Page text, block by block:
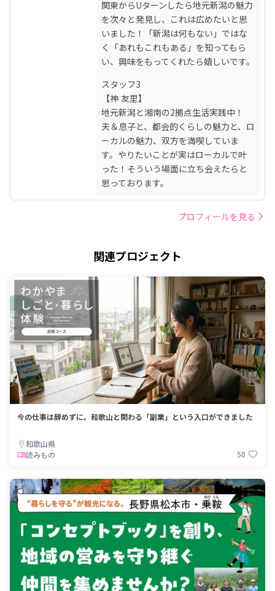
関東からUターンしたら地元新潟の魅力
を次々と発見し、これは広めたいと思
いました！「新潟は何もない」ではな
く「あれもこれもある」を知ってもら
い、興味をもってくれたら嬉しいです。
スタッフ3
【神 友里】
地元新潟と湘南の2拠点生活実践中！
夫＆息子と、都会的くらしの魅力と、ロ
ーカルの魅力、双方を満喫していま
す。やりたいことが実はローカルで叶
った！そういう場面に立ち会えたらと
思っております。
プロフィールを見る
関連プロジェクト
今の仕事は辞めずに。和歌山と関わる「副業」という入口ができました
和歌山県
読みもの
50